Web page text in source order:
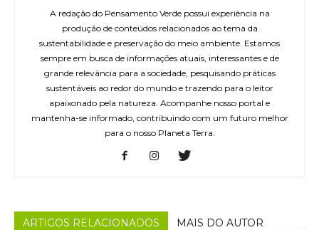
A redação do Pensamento Verde possui experiência na
produção de conteúdos relacionados ao tema da
sustentabilidade e preservação do meio ambiente. Estamos
sempre em busca de informações atuais, interessantes e de
grande relevância para a sociedade, pesquisando práticas
sustentáveis ao redor do mundo e trazendo para o leitor
apaixonado pela natureza. Acompanhe nosso portal e
mantenha-se informado, contribuindo com um futuro melhor
para o nosso Planeta Terra.
ARTIGOS RELACIONADOS MAIS DO AUTOR